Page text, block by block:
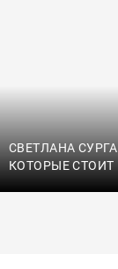
СВЕТЛАНА
КОТОРЫЕ